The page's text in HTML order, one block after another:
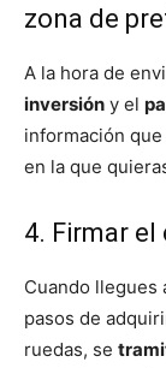
zona de
A la hora de
inversión y el
información
en la que
4. Firmar
Cuando llegues
pasos de
ruedas, se